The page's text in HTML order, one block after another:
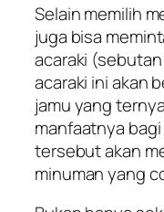
Selain memilih
juga bisa
acaraki (sebutan
acaraki ini akan
jamu yang
manfaatnya
tersebut akan
minuman yang